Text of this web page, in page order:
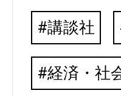
講談社
経済・社